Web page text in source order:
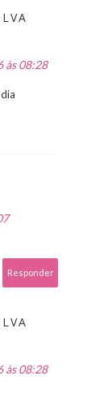
às 08:28
Responder
às 08:28